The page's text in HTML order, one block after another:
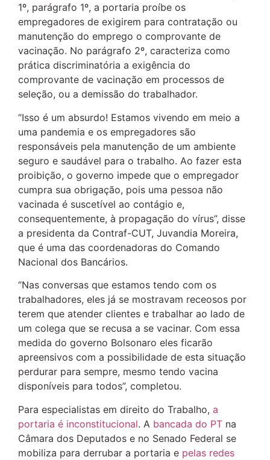
1º, parágrafo 1º, a portaria proíbe os
empregadores de exigirem para contratação ou
manutenção do emprego o comprovante de
vacinação. No parágrafo 2º, caracteriza como
prática discriminatória a exigência do
comprovante de vacinação em processos de
seleção, ou a demissão do trabalhador.
“Isso é um absurdo! Estamos vivendo em meio a
uma pandemia e os empregadores são
responsáveis pela manutenção de um ambiente
seguro e saudável para o trabalho. Ao fazer esta
proibição, o governo impede que o empregador
cumpra sua obrigação, pois uma pessoa não
vacinada é suscetível ao contágio e,
consequentemente, à propagação do vírus”, disse
a presidenta da Contraf-CUT, Juvandia Moreira,
que é uma das coordenadoras do Comando
Nacional dos Bancários.
“Nas conversas que estamos tendo com os
trabalhadores, eles já se mostravam receosos por
terem que atender clientes e trabalhar ao lado de
um colega que se recusa a se vacinar. Com essa
medida do governo Bolsonaro eles ficarão
apreensivos com a possibilidade de esta situação
perdurar para sempre, mesmo tendo vacina
disponíveis para todos”, completou.
Para especialistas em direito do Trabalho, a
portaria é inconstitucional. A bancada do PT na
Câmara dos Deputados e no Senado Federal se
mobiliza para derrubar a portaria e pelas redes